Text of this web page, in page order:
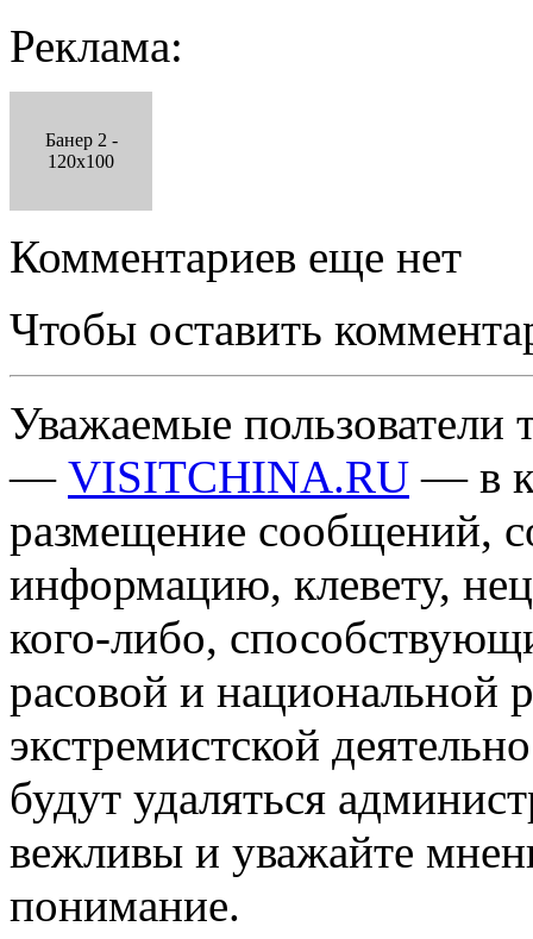
Реклама:
Банер 2 -
120x100
Комментариев еще нет
Чтобы оставить
Уважаемые пользователи
— VISITCHINA.RU — в
размещение сообщений,
информацию, клевету,
кого-либо,
расовой и национальной
экстремистской
будут удаляться
вежливы и уважайте
понимание.